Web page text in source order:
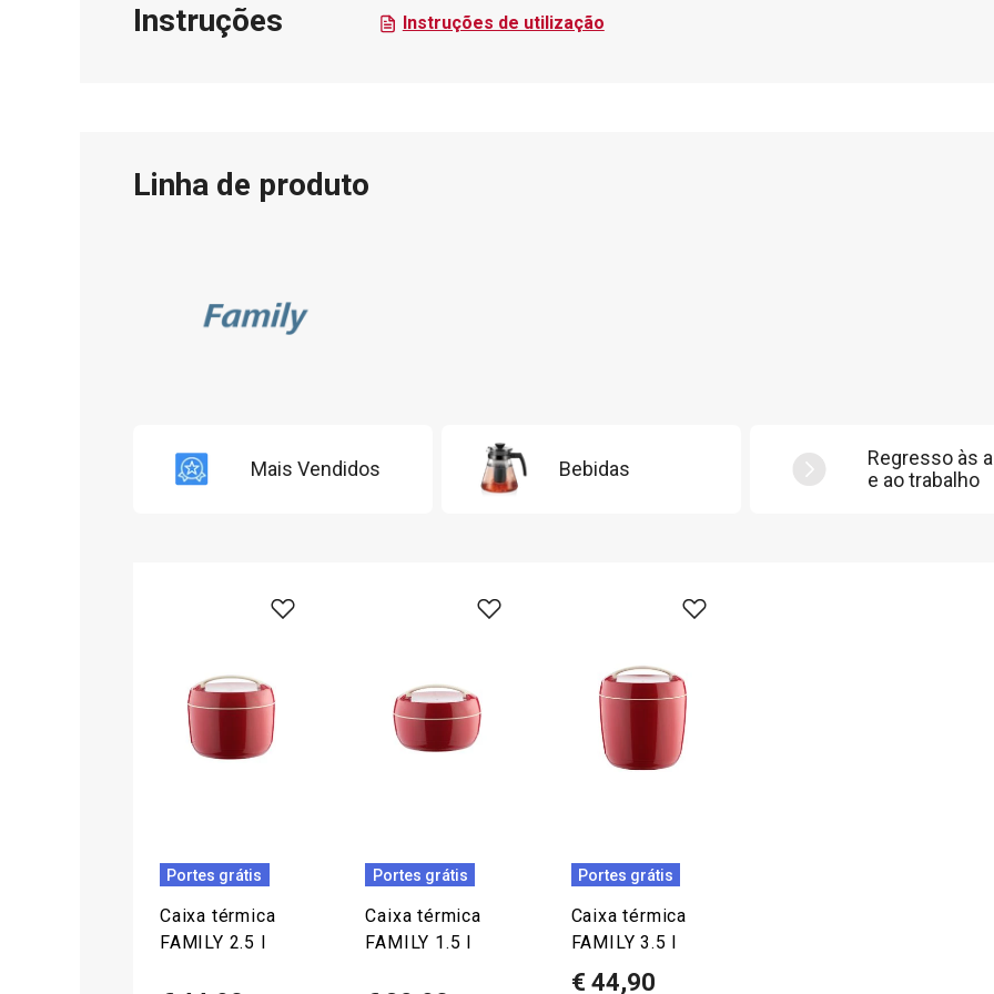
Instruções Instruções de utilização
Linha de produto
Mais Vendidos Bebidas
Regresso às
e ao trabalho
Portes grátis
Caixa térmica
FAMILY 2.5 l
Portes grátis
Caixa térmica
FAMILY 1.5 l
Portes grátis
Caixa térmica
FAMILY 3.5 l
€ 44,90